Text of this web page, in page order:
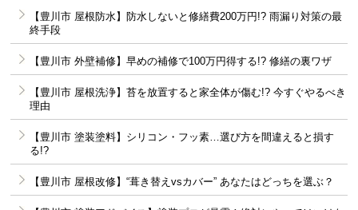
【豊川市 屋根防水】防水しないと修繕費200万円!? 雨漏り対策の最
終手段
【豊川市 外壁補修】早めの補修で100万円得する!? 修繕の裏ワザ
【豊川市 屋根洗浄】苔を放置すると家全体が傷む!? 今すぐやるべき
理由
【豊川市 塗装塗料】シリコン・フッ素…選び方を間違えると損す
る!?
【豊川市 屋根改修】“葺き替えvsカバー” あなたはどっちを選ぶ？